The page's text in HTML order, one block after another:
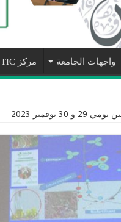
واجهات الجامعة مركز NTIC
و 30 نوفمبر 2023